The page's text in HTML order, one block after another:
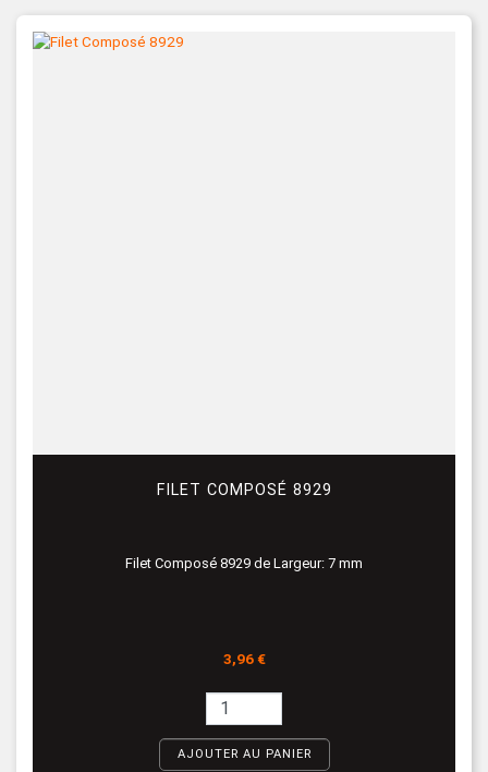
FILET COMPOSÉ 8929
Filet Composé 8929 de Largeur: 7 mm
Prix
3,96 €
AJOUTER AU PANIER